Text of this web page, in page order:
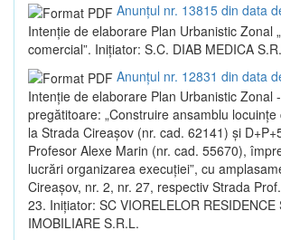
Anunțul nr. 13815 din data
Intenție de elaborare Plan Urbanistic Zonal
comercial”. Inițiator: S.C. DIAB MEDICA
Anunțul nr. 12831 din data
Intenție de elaborare Plan Urbanistic Zonal
pregătitoare: „Construire ansamblu locuințe
la Strada Cireașov (nr. cad. 62141) și
Profesor Alexe Marin (nr. cad. 55670),
lucrări organizarea execuției”, cu
Cireașov, nr. 2, nr. 27, respectiv Strada
23. Inițiator: SC VIORELELOR RESIDENCE
IMOBILIARE S.R.L.